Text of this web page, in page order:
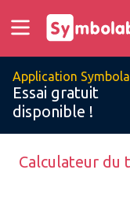
Application
Essai gratuit
disponible !
Calculateur du